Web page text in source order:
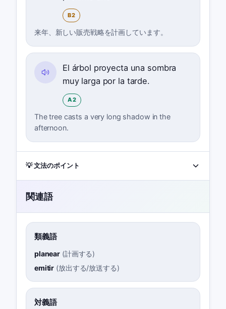
B2
来年、新しい販売戦略を計画しています。
El árbol proyecta una sombra
muy larga por la tarde.
A2
The tree casts a very long shadow in the
afternoon.
💡 文法のポイント
関連語
類義語
planear (計画する)
emitir (放出する/放送する)
対義語